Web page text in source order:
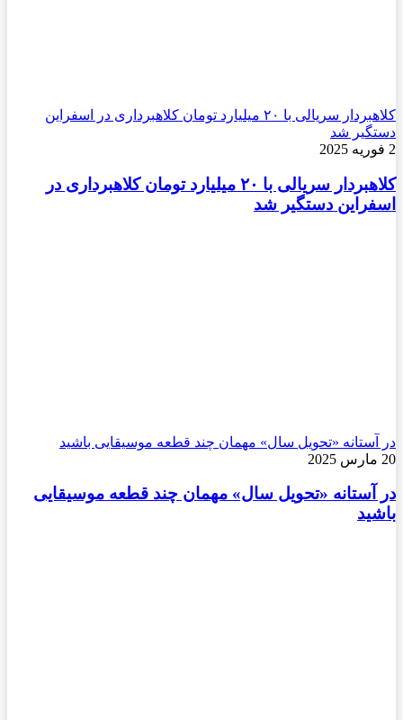
کلاهبردار سریالی با ۲۰ میلیارد تومان کلاهبرداری در اسفراین
دستگیر شد
2 فوریه 2025
کلاهبردار سریالی با ۲۰ میلیارد تومان کلاهبرداری در
اسفراین دستگیر شد
در آستانه «تحویل سال» مهمان چند قطعه موسیقایی باشید
20 مارس 2025
در آستانه «تحویل سال» مهمان چند قطعه موسیقایی
باشید